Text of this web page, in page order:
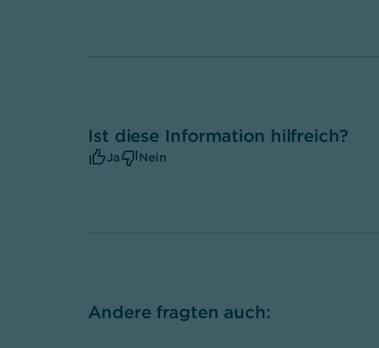
Ist diese Information hilfreich?
Ja Nein
Andere fragten auch: